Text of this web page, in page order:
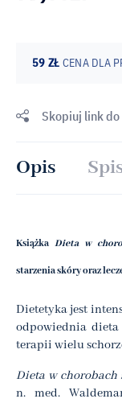
59 ZŁ CENA DLA
Skopiuj link
Opis
Książka Dieta w
starzenia skóry oraz
Dietetyka jest
odpowiednia dieta
terapii wielu
Dieta w chorobach
n. med.